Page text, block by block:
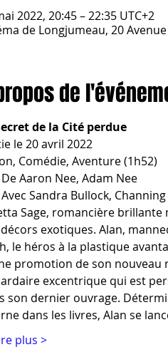
2022, 20:45 – 22:35 UTC+2
de Longjumeau, 20
de
de la Cité perdue
le 20 avril 2022
Comédie, Aventure (1h52)
De Aaron Nee, Adam Nee
Avec Sandra Bullock,
Sage, romancière
exotiques. Alan,
le héros à la plastique
promotion de son nouveau
excentrique qui est
son dernier ouvrage.
dans les livres, Alan se
plus >